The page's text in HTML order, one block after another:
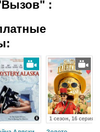
:
1 сезон, 16 серия